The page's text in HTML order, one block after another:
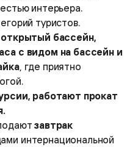
интерьера.
туристов.
открытый бассейн,
с видом на бассейн и
, где приятно
работают прокат
завтрак
интернациональной